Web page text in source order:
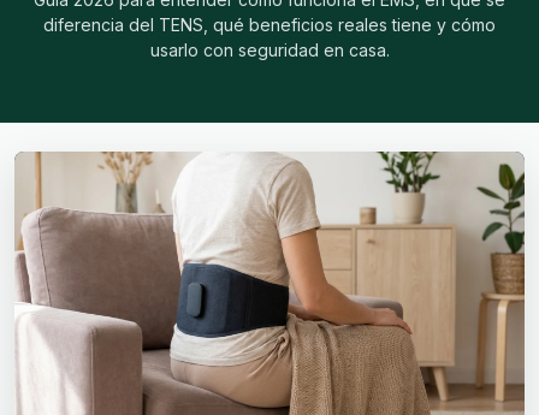
diferencia del TENS, qué beneficios reales tiene y cómo
usarlo con seguridad en casa.